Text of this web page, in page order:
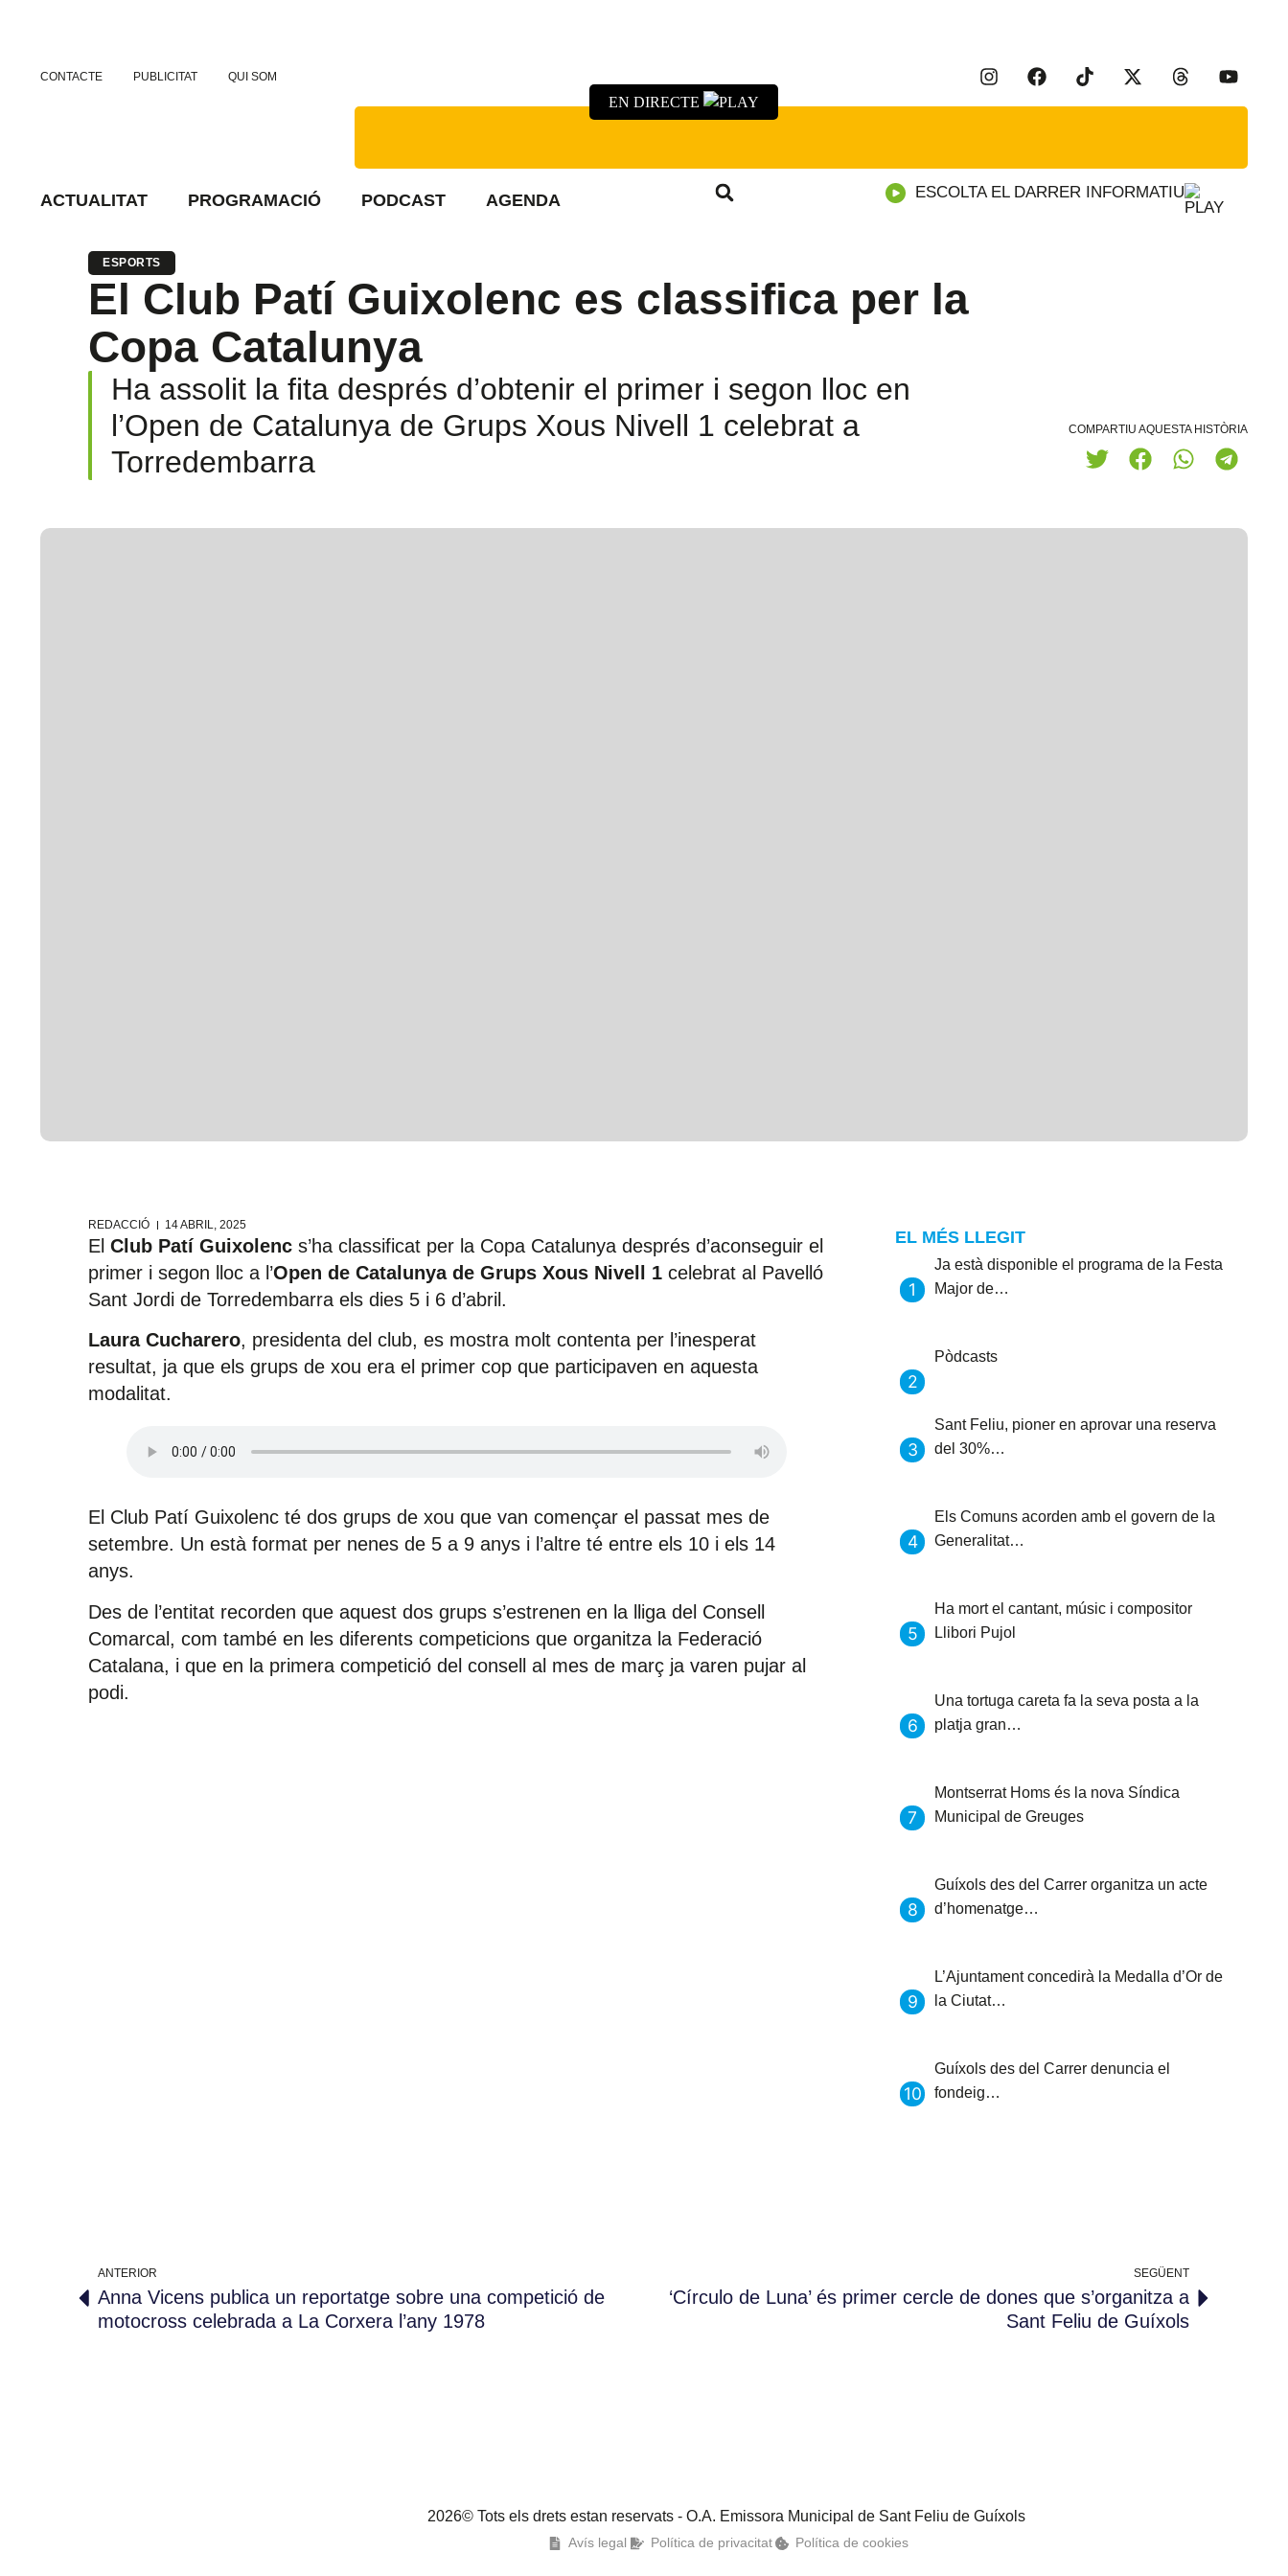
CONTACTE PUBLICITAT QUI SOM
EN DIRECTE
ACTUALITAT PROGRAMACIÓ PODCAST AGENDA ESCOLTA EL DARRER INFORMATIU
ESPORTS
El Club Patí Guixolenc es classifica per la
Copa Catalunya
Ha assolit la fita després d’obtenir el primer i segon lloc en
l’Open de Catalunya de Grups Xous Nivell 1 celebrat a
Torredembarra
COMPARTIU AQUESTA HISTÒRIA
REDACCIÓ 14 ABRIL, 2025
El Club Patí Guixolenc s’ha classificat per la Copa Catalunya després d’aconseguir el
primer i segon lloc a l’Open de Catalunya de Grups Xous Nivell 1 celebrat al Pavelló
Sant Jordi de Torredembarra els dies 5 i 6 d’abril.
Laura Cucharero, presidenta del club, es mostra molt contenta per l’inesperat
resultat, ja que els grups de xou era el primer cop que participaven en aquesta
modalitat.
El Club Patí Guixolenc té dos grups de xou que van començar el passat mes de
setembre. Un està format per nenes de 5 a 9 anys i l’altre té entre els 10 i els 14
anys.
Des de l’entitat recorden que aquest dos grups s’estrenen en la lliga del Consell
Comarcal, com també en les diferents competicions que organitza la Federació
Catalana, i que en la primera competició del consell al mes de març ja varen pujar al
podi.
EL MÉS LLEGIT
Ja està disponible el programa de la Festa
Major de…
Pòdcasts
Sant Feliu, pioner en aprovar una reserva
del 30%…
Els Comuns acorden amb el govern de la
Generalitat…
Ha mort el cantant, músic i compositor
Llibori Pujol
Una tortuga careta fa la seva posta a la
platja gran…
Montserrat Homs és la nova Síndica
Municipal de Greuges
Guíxols des del Carrer organitza un acte
d’homenatge…
L’Ajuntament concedirà la Medalla d’Or de
la Ciutat…
Guíxols des del Carrer denuncia el
fondeig…
ANTERIOR
Anna Vicens publica un reportatge sobre una competició de
motocross celebrada a La Corxera l’any 1978
SEGÜENT
‘Círculo de Luna’ és primer cercle de dones que s’organitza a
Sant Feliu de Guíxols
2026© Tots els drets estan reservats - O.A. Emissora Municipal de Sant Feliu de Guíxols
Avís legal Política de privacitat Política de cookies